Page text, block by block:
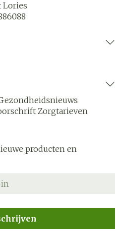
Lories
Zorgtarieven
producten en